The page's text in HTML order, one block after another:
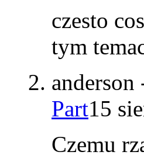
czesto
tym
anderson
Part15
Czemu